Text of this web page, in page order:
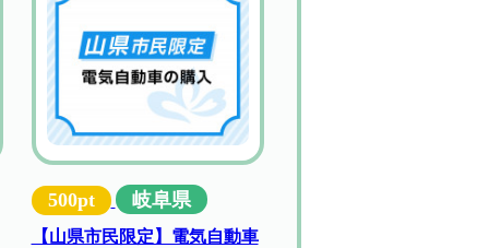
500pt 岐阜県
【山県市民限定】電気自動車